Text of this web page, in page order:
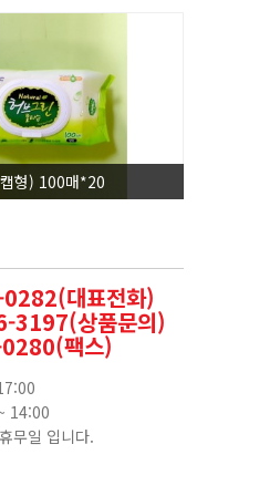
형) 100매*20
대표전화)
3197(상품문의)
팩스)
14:00
무일 입니다.